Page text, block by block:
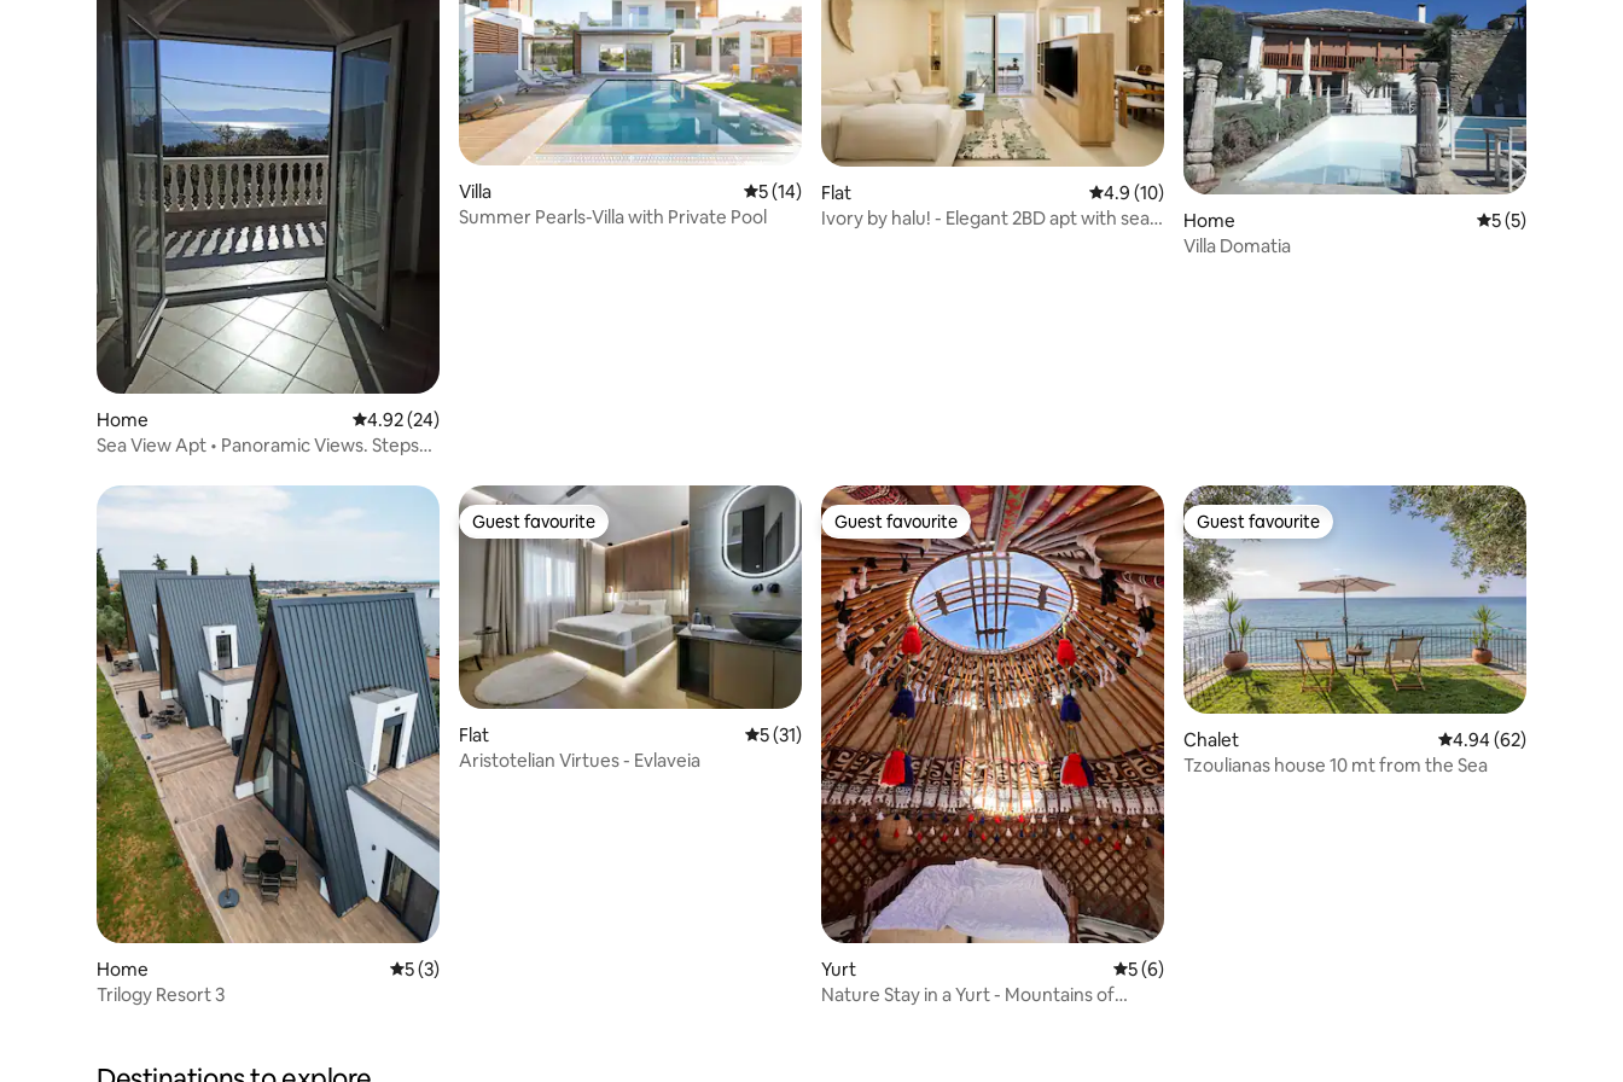
Home 4.92 out of 5 average rating, 24 reviews
4.92 (24)
Sea View Apt • Panoramic Views. Steps
Villa 5 out of 5 average rating, 14 reviews
5 (14)
Summer Pearls-Villa with Private Pool
Flat 4.9 out of 5 average rating, 10 reviews
4.9 (10)
Ivory by halu! - Elegant 2BD apt with sea
Home 5 out of 5
5 (5)
Villa Domatia
Home 5 out of 5 average rating, 3 reviews
5 (3)
Trilogy Resort 3
Guest favourite
Guest favourite
Flat 5 out of 5 average rating, 31 reviews
5 (31)
Aristotelian Virtues - Evlaveia
Guest favourite
Guest favourite
Yurt 5 out of 5 average rating, 6 reviews
5 (6)
Nature Stay in a Yurt - Mountains of
Guest favourite
Guest favourite
Chalet 4.94 out of 5 average
4.94 (62)
Tzoulianas house 10 mt from the Sea